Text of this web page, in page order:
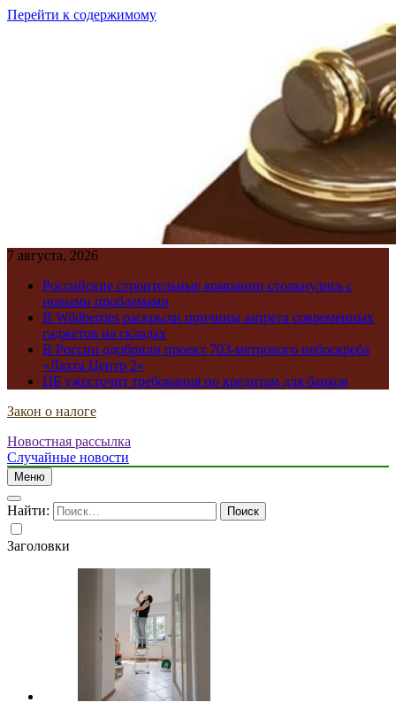
Перейти к содержимому
7 августа, 2026
Российские строительные компании столкнулись с
новыми проблемами
В Wildberries раскрыли причины запрета современных
гаджетов на складах
В России одобрили проект 703-метрового небоскреба
«Лахта Центр 2»
ЦБ ужесточит требования по кредитам для банков
Закон о налоге
Новостная рассылка
Случайные новости
Меню
Найти:
Заголовки